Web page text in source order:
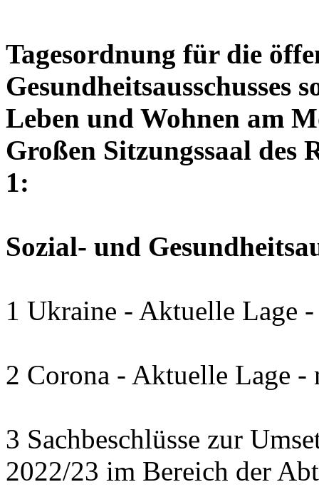
Tagesordnung für die
Gesundheitsausschusses
Leben und Wohnen am
Großen Sitzungssaal des
1:
Sozial- und
1 Ukraine - Aktuelle Lage
2 Corona - Aktuelle Lage
3 Sachbeschlüsse zur
2022/23 im Bereich der